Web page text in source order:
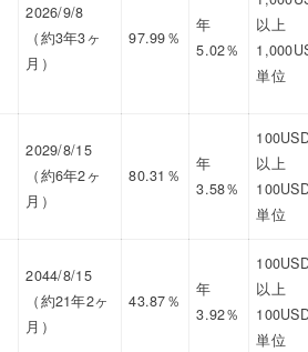
2026/9/8
（約3年3ヶ
月）
97.99％
年
5.02％
以上
単位
2029/8/15
（約6年2ヶ
月）
80.31％
年
3.58％
以上
単位
2044/8/15
（約21年2ヶ
月）
43.87％
年
3.92％
以上
単位